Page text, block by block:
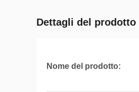
Dettagli del prodotto
Nome del prodotto: